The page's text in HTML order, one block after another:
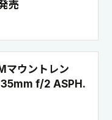
売
マウントレン
f/2 ASPH.